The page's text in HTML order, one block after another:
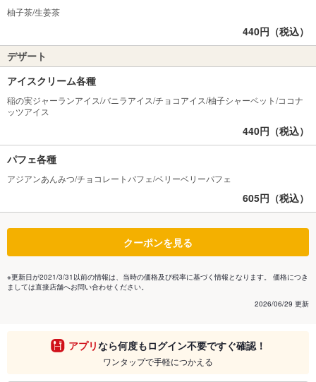
柚子茶/生姜茶
440円（税込）
デザート
アイスクリーム各種
稲の実ジャーランアイス/バニラアイス/チョコアイス/柚子シャーベット/ココナ
ッツアイス
440円（税込）
パフェ各種
アジアンあんみつ/チョコレートパフェ/ベリーベリーパフェ
605円（税込）
クーポンを見る
※更新日が2021/3/31以前の情報は、当時の価格及び税率に基づく情報となります。 価格につき
ましては直接店舗へお問い合わせください。
2026/06/29 更新
アプリなら何度もログイン不要ですぐ確認！
ワンタップで手軽につかえる